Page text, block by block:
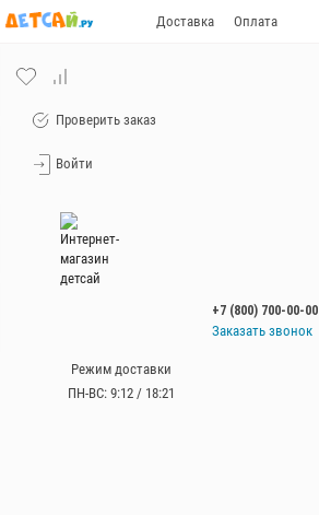
Доставка Оплата
Проверить заказ
Войти
+7 (800) 700-00-00
Заказать звонок
Режим доставки
ПН-ВС: 9:12 / 18:21